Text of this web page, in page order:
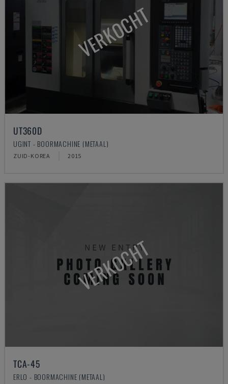
VERKOCHT
UT360D
UGINT - BOORMACHINE (METAAL)
ZUID-KOREA 2015
VERKOCHT
TCA-45
ERLO - BOORMACHINE (METAAL)